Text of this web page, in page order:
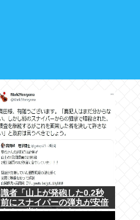
識者「山上が発砲した0.2秒
前にスナイパーの弾丸が安倍
さんに当たっていた！」 こ